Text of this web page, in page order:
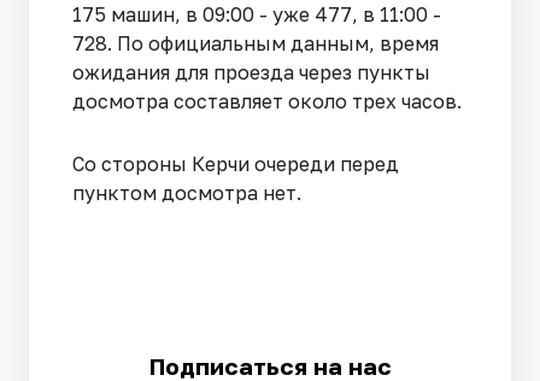
175 машин, в 09:00 - уже 477, в 11:00 -
728. По официальным данным, время
ожидания для проезда через пункты
досмотра составляет около трех часов.
Со стороны Керчи очереди перед
пунктом досмотра нет.
Подписаться на нас